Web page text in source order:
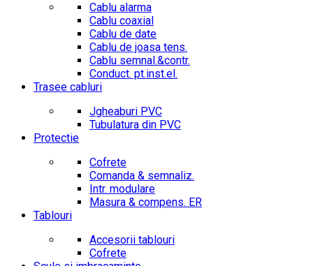
Cablu alarma
Cablu coaxial
Cablu de date
Cablu de joasa tens.
Cablu semnal.&contr.
Conduct. pt.inst.el.
Trasee cabluri
Jgheaburi PVC
Tubulatura din PVC
Protectie
Cofrete
Comanda & semnaliz.
Intr. modulare
Masura & compens. ER
Tablouri
Accesorii tablouri
Cofrete